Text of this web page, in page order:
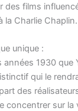
des films
la Charlie Chaplin.
unique :
années 1930 que
qui le
des
concentrer sur la